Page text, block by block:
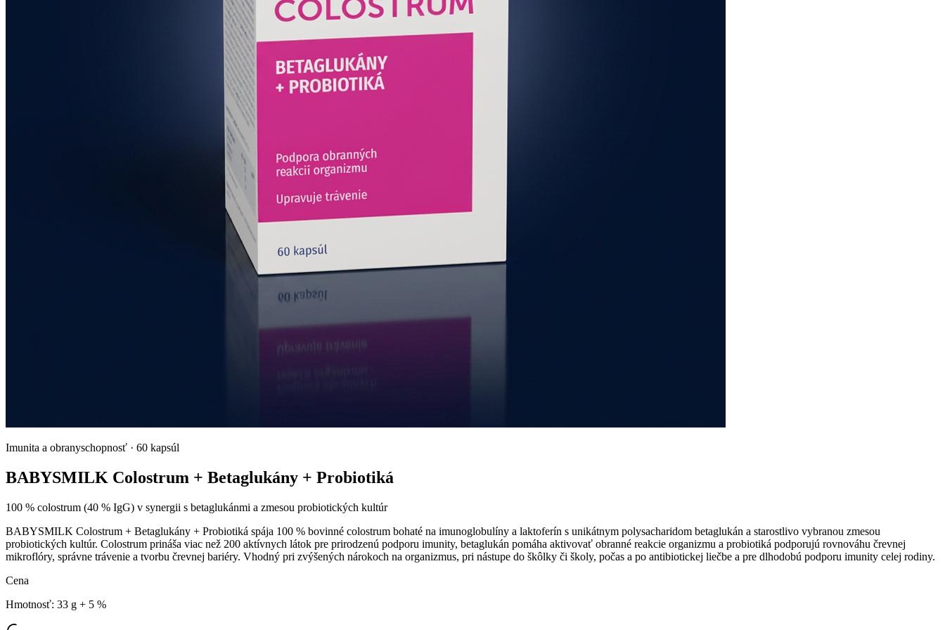
Imunita a obranyschopnosť · 60 kapsúl
BABYSMILK Colostrum + Betaglukány + Probiotiká
100 % colostrum (40 % IgG) v synergii s betaglukánmi a zmesou probiotických kultúr
BABYSMILK Colostrum + Betaglukány + Probiotiká spája 100 % bovinné colostrum bohaté na imunoglobulíny a laktoferín s unikátnym polysacharidom betaglukán a starostlivo vybranou zmesou
probiotických kultúr. Colostrum prináša viac než 200 aktívnych látok pre prirodzenú podporu imunity, betaglukán pomáha aktivovať obranné reakcie organizmu a probiotiká podporujú rovnováhu črevnej
mikroflóry, správne trávenie a tvorbu črevnej bariéry. Vhodný pri zvýšených nárokoch na organizmus, pri nástupe do škôlky či školy, počas a po antibiotickej liečbe a pre dlhodobú podporu imunity celej rodiny.
Cena
Hmotnosť: 33 g + 5 %